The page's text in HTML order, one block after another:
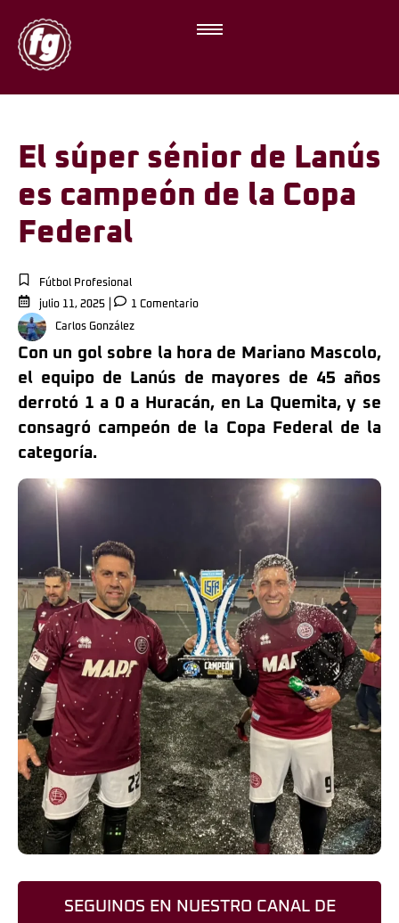
El súper sénior de Lanús
es campeón de la Copa
Federal
Fútbol Profesional
julio 11, 2025
1 Comentario
Carlos González
Con un gol sobre la hora de Mariano Mascolo,
el equipo de Lanús de mayores de 45 años
derrotó 1 a 0 a Huracán, en La Quemita, y se
consagró campeón de la Copa Federal de la
categoría.
SEGUINOS EN NUESTRO CANAL DE